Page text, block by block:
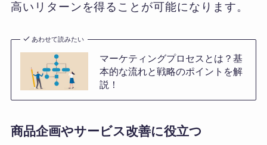
高いリターンを得ることが可能になります。
あわせて読みたい
マーケティングプロセスとは？基
本的な流れと戦略のポイントを解
説！
商品企画やサービス改善に役立つ